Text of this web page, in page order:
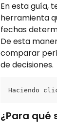
En esta guía,
herramienta
fechas
De esta
comparar
de decisiones.
Haciendo
¿Para qué